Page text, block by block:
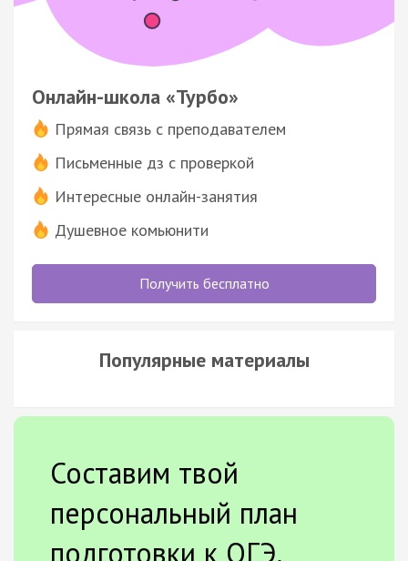
Онлайн-школа «Турбо»
Прямая связь с преподавателем
Письменные дз с проверкой
Интересные онлайн-занятия
Душевное комьюнити
Получить бесплатно
Популярные материалы
Составим твой
персональный план
подготовки к ОГЭ.